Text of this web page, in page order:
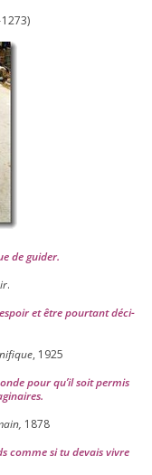
1273)
de gui­der.
.
et être pour­tant déci­
, 1925
pour qu’il soit per­mis
1878
comme si tu devais vivre